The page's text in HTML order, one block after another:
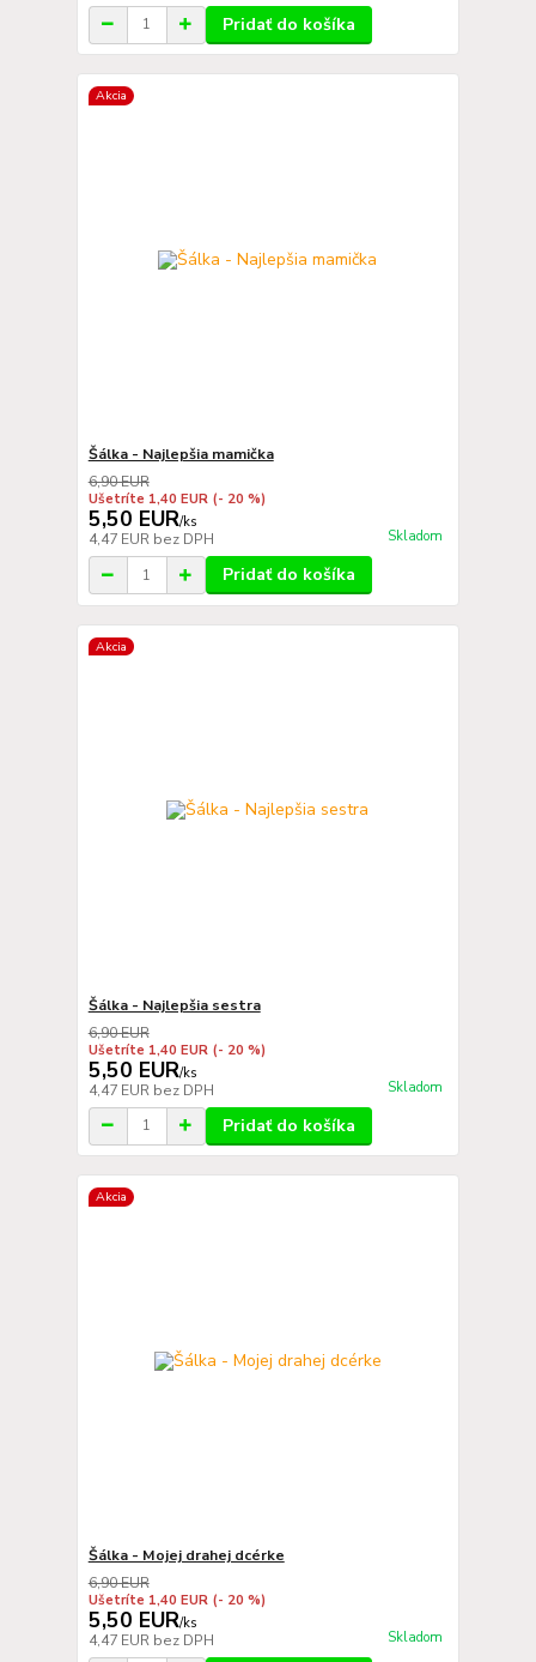
Pridať do košíka
Akcia
Šálka - Najlepšia mamička
6,90 EUR
Ušetríte 1,40 EUR (- 20 %)
5,50 EUR/ks
4,47 EUR bez DPH Skladom
Pridať do košíka
Akcia
Šálka - Najlepšia sestra
6,90 EUR
Ušetríte 1,40 EUR (- 20 %)
5,50 EUR/ks
4,47 EUR bez DPH Skladom
Pridať do košíka
Akcia
Šálka - Mojej drahej dcérke
6,90 EUR
Ušetríte 1,40 EUR (- 20 %)
5,50 EUR/ks
4,47 EUR bez DPH Skladom